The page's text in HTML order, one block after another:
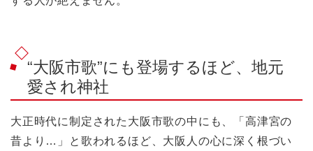
“大阪市歌”にも登場するほど、地元
愛され神社
大正時代に制定された大阪市歌の中にも、「高津宮の
昔より…」と歌われるほど、大阪人の心に深く根づい